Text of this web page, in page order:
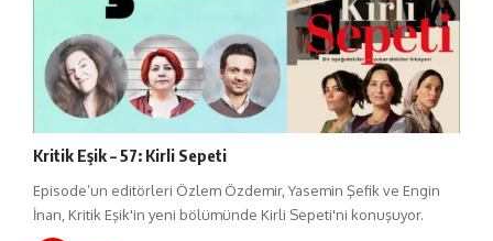
Kritik Eşik – 57: Kirli Sepeti
Episode’un editörleri Özlem Özdemir, Yasemin Şefik ve Engin
İnan, Kritik Eşik'in yeni bölümünde Kirli Sepeti'ni konuşuyor.